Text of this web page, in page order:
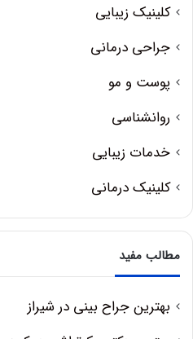
کلینیک زیبایی
جراحی درمانی
پوست و مو
روانشناسی
خدمات زیبایی
کلینیک درمانی
مطالب مفید
بهترین جراح بینی در شیراز